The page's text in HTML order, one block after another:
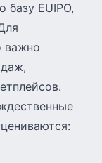
базу EUIPO,
важно